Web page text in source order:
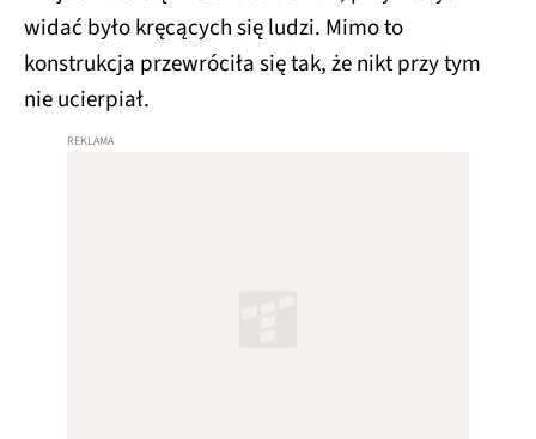
widać było kręcących się ludzi. Mimo to
konstrukcja przewróciła się tak, że nikt przy tym
nie ucierpiał.